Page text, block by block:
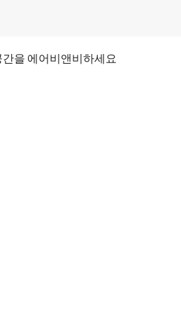
간을 에어비앤비하세요